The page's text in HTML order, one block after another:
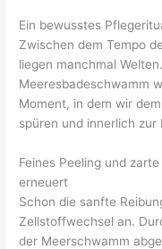
Ein bewusstes
Zwischen dem Tempo
liegen manchmal
Meeresbadeschwamm
Moment, in dem wir
spüren und innerlich zur
Feines Peeling und
erneuert
Schon die sanfte
Zellstoffwechsel an.
der Meerschwamm